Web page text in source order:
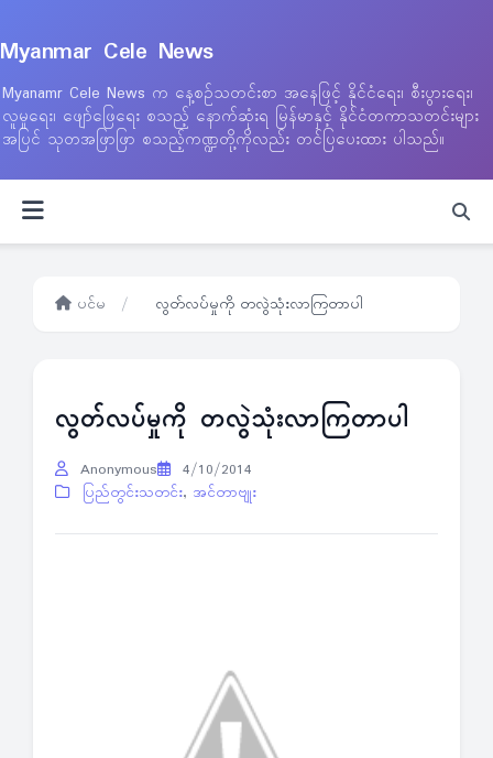
Myanmar Cele News
Myanamr Cele News က နေ့စဉ်သတင်းစာ အနေဖြင့် နိုင်ငံရေး၊ စီးပွားရေး၊
လူမှုရေး၊ ဖျော်ဖြေရေး စသည့် နောက်ဆုံးရ မြန်မာနှင့် နိုင်ငံတကာသတင်းများ
အပြင် သုတအဖြာဖြာ စသည့်ကဏ္ဍတို့ကိုလည်း တင်ပြပေးထား ပါသည်။
ပင်မ / လွတ်လပ်မှုကို တလွဲသုံးလာကြတာပါ
လွတ်လပ်မှုကို တလွဲသုံးလာကြတာပါ
Anonymous
4/10/2014
ပြည်တွင်းသတင်း, အင်တာဗျုး